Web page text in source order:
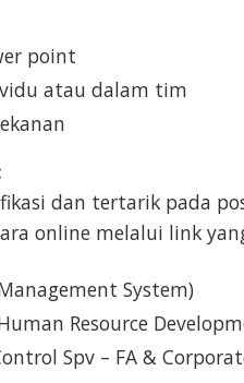
point
atau dalam tim
dan tertarik pada
online melalui link
System)
Resource
Spv – FA &